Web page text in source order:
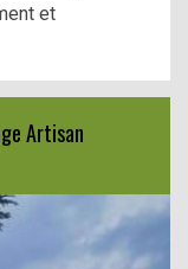
et
Artisan